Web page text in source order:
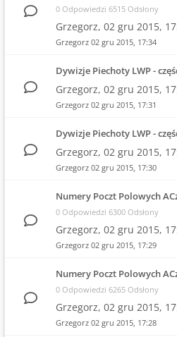
0 Odpowiedzi 6515 Odsłony
Grzegorz, 02 gru 2015,
Grzegorz 02 gru 2015, 17:34
Dywizje Piechoty LWP -
Grzegorz, 02 gru 2015,
Grzegorz 02 gru 2015, 17:31
Dywizje Piechoty LWP -
Grzegorz, 02 gru 2015,
Grzegorz 02 gru 2015, 17:30
Numery Poczt Polowych
0 Odpowiedzi 6300 Odsłony
Grzegorz, 02 gru 2015,
Grzegorz 02 gru 2015, 17:29
Numery Poczt Polowych
0 Odpowiedzi 6265 Odsłony
Grzegorz, 02 gru 2015,
Grzegorz 02 gru 2015, 17:28